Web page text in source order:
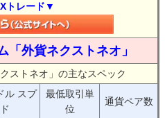
トレード▼
「外貨ネクストネオ」
ストネオ」の主なスペック
ル スプ
最低取引単
位
通貨ペア数